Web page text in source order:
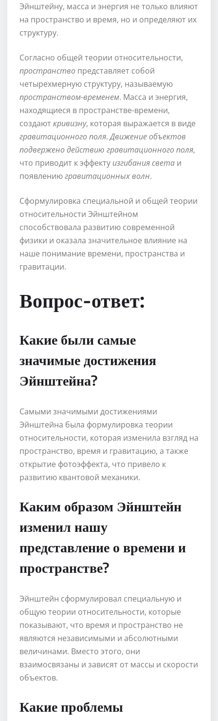
Эйнштейну, масса и энергия не только влияют
на пространство и время, но и определяют их
структуру.
Согласно общей теории относительности,
пространство представляет собой
четырехмерную структуру, называемую
пространством-временем. Масса и энергия,
находящиеся в пространстве-времени,
создаюткривизну, которая выражается в виде
гравитационного поля.Движение объектов
подвержено действию гравитационного поля,
что приводит к эффекту изгибания света и
появлениюгравитационных волн.
Сформулировка специальной и общей теории
относительности Эйнштейном
способствовала развитию современной
физики и оказала значительное влияние на
наше понимание времени, пространства и
гравитации.
Вопрос-ответ:
Какие были самые
значимые достижения
Эйнштейна?
Самыми значимыми достижениями
Эйнштейна была формулировка теории
относительности, которая изменила взгляд на
пространство, время и гравитацию, а также
открытие фотоэффекта, что привело к
развитию квантовой механики.
Каким образом Эйнштейн
изменил нашу
представление о времени и
пространстве?
Эйнштейн сформулировал специальную и
общую теории относительности, которые
показывают, что время и пространство не
являются независимыми и абсолютными
величинами. Вместо этого, они
взаимосвязаны и зависят от массы и скорости
объектов.
Какие проблемы